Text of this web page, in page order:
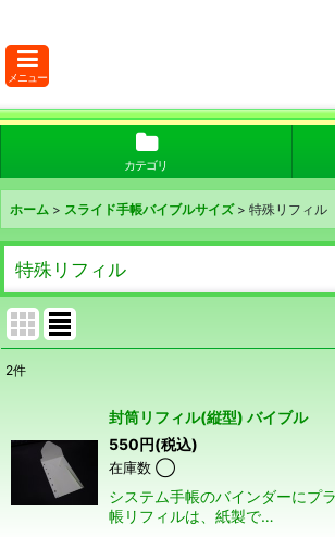
メニュー
カテゴリ
ホーム > スライド手帳バイブルサイズ > 特殊リフィル
特殊リフィル
並び順
2件
封筒リフィル(縦型) バイブル
550円(税込)
在庫数 ◯
システム手帳のバインダーにプ
帳リフィルは、紙製で…